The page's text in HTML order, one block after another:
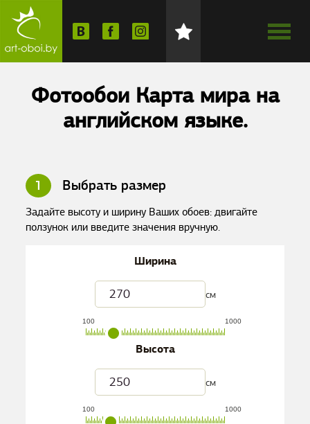
Фотообои Карта мира на
английском языке.
1 Выбрать размер
Задайте высоту и ширину Ваших обоев: двигайте
ползунок или введите значения вручную.
Ширина
см
100 1000
Высота
см
100 1000